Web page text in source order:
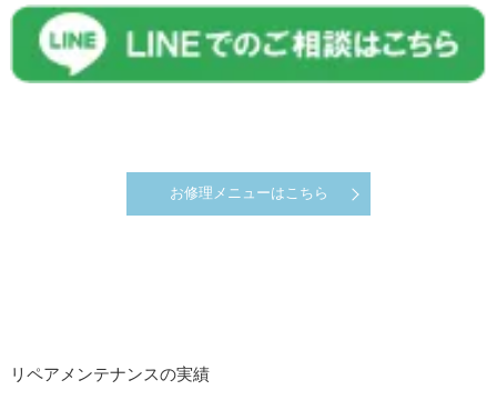
お修理メニューはこちら
リペアメンテナンスの実績